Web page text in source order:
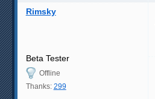
Rimsky
Beta Tester
Offline
Thanks: 299